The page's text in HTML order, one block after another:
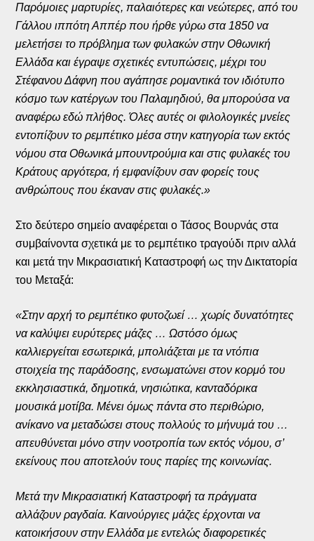
Παρόμοιες μαρτυρίες, παλαιότερες και νεώτερες, από του
Γάλλου ιππότη Αππέρ που ήρθε γύρω στα 1850 να
μελετήσει το πρόβλημα των φυλακών στην Οθωνική
Ελλάδα και έγραψε σχετικές εντυπώσεις, μέχρι του
Στέφανου Δάφνη που αγάπησε ρομαντικά τον ιδιότυπο
κόσμο των κατέργων του Παλαμηδιού, θα μπορούσα να
αναφέρω εδώ πλήθος. Όλες αυτές οι φιλολογικές μνείες
εντοπίζουν το ρεμπέτικο μέσα στην κατηγορία των εκτός
νόμου στα Οθωνικά μπουντρούμια και στις φυλακές του
Κράτους αργότερα, ή εμφανίζουν σαν φορείς τους
ανθρώπους που έκαναν στις φυλακές.»
Στο δεύτερο σημείο αναφέρεται ο Τάσος Βουρνάς στα
συμβαίνοντα σχετικά με το ρεμπέτικο τραγούδι πριν αλλά
και μετά την Μικρασιατική Καταστροφή ως την Δικτατορία
του Μεταξά:
«Στην αρχή το ρεμπέτικο φυτοζωεί … χωρίς δυνατότητες
να καλύψει ευρύτερες μάζες … Ωστόσο όμως
καλλιεργείται εσωτερικά, μπολιάζεται με τα ντόπια
στοιχεία της παράδοσης, ενσωματώνει στον κορμό του
εκκλησιαστικά, δημοτικά, νησιώτικα, κανταδόρικα
μουσικά μοτίβα. Μένει όμως πάντα στο περιθώριο,
ανίκανο να μεταδώσει στους πολλούς το μήνυμά του …
απευθύνεται μόνο στην νοοτροπία των εκτός νόμου, σ’
εκείνους που αποτελούν τους παρίες της κοινωνίας.
Μετά την Μικρασιατική Καταστροφή τα πράγματα
αλλάζουν ραγδαία. Καινούργιες μάζες έρχονται να
κατοικήσουν στην Ελλάδα με εντελώς διαφορετικές